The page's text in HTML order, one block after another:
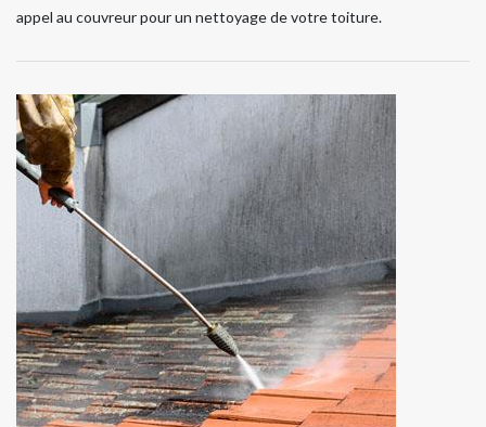
appel au couvreur pour un nettoyage de votre toiture.